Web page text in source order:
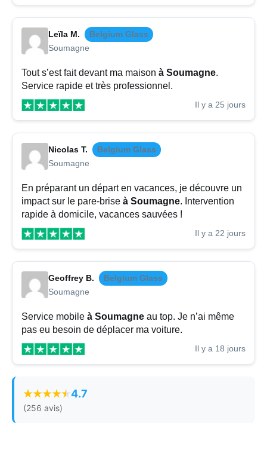
Leïla M.
Belgium Glass
Soumagne
Tout s’est fait devant ma maison à Soumagne.
Service rapide et très professionnel.
Il y a 25 jours
Nicolas T.
Belgium Glass
Soumagne
En préparant un départ en vacances, je découvre un
impact sur le pare-brise à Soumagne. Intervention
rapide à domicile, vacances sauvées !
Il y a 22 jours
Geoffrey B.
Belgium Glass
Soumagne
Service mobile à Soumagne au top. Je n’ai même
pas eu besoin de déplacer ma voiture.
Il y a 18 jours
4.7
(256 avis)